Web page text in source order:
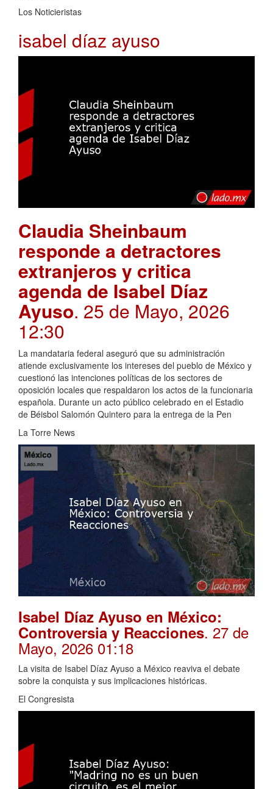
Los Noticieristas
isabel díaz ayuso
Claudia Sheinbaum
responde a detractores
extranjeros y critica
agenda de Isabel Díaz
Ayuso. 25 de Mayo, 2026
12:30
La mandataria federal aseguró que su administración
atiende exclusivamente los intereses del pueblo de México y
cuestionó las intenciones políticas de los sectores de
oposición locales que respaldaron los actos de la funcionaria
española. Durante un acto público celebrado en el Estadio
de Béisbol Salomón Quintero para la entrega de la Pen
La Torre News
Isabel Díaz Ayuso en México:
Controversia y Reacciones. 27 de
Mayo, 2026 01:18
La visita de Isabel Díaz Ayuso a México reaviva el debate
sobre la conquista y sus implicaciones históricas.
El Congresista